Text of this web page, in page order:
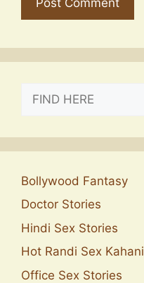
Bollywood Fantasy
Doctor Stories
Hindi Sex Stories
Hot Randi Sex Kahani
Office Sex Stories